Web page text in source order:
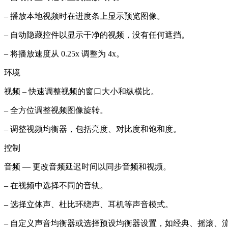
– 播放本地视频时在进度条上显示预览图像。
– 自动隐藏控件以显示干净的视频，没有任何遮挡。
– 将播放速度从 0.25x 调整为 4x。
环境
视频 – 快速调整视频的窗口大小和纵横比。
– 全方位调整视频图像旋转。
– 调整视频均衡器，包括亮度、对比度和饱和度。
控制
音频 — 更改音频延迟时间以同步音频和视频。
– 在视频中选择不同的音轨。
– 选择立体声、杜比环绕声、耳机等声音模式。
– 自定义声音均衡器或选择预设均衡器设置，如经典、摇滚、